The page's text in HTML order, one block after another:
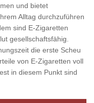
und bietet
Alltag durchzuführen
sind E-Zigaretten
gesellschaftsfähig.
die erste Scheu
von E-Zigaretten voll
in diesem Punkt sind